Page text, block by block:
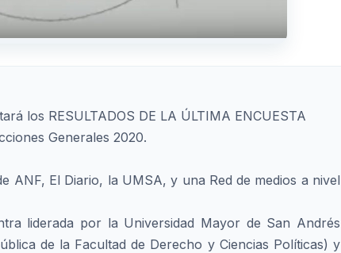
los RESULTADOS DE LA ÚLTIMA ENCUESTA
Generales 2020.
ANF, El Diario, la UMSA, y una Red de medios a nivel
liderada por la Universidad Mayor de San Andrés
de la Facultad de Derecho y Ciencias Políticas) y